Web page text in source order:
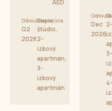
AED
Odovzdanie
Q2
2028
Dispozícia
štúdio,
2-
izbový
apartmán,
3-
izbový
apartmán
Dec
2026
2-
3-
4-